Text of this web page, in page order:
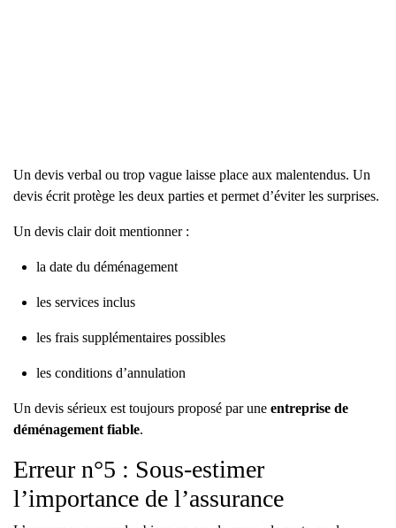
Un devis verbal ou trop vague laisse place aux malentendus. Un
devis écrit protège les deux parties et permet d’éviter les surprises.
Un devis clair doit mentionner :
la date du déménagement
les services inclus
les frais supplémentaires possibles
les conditions d’annulation
Un devis sérieux est toujours proposé par une entreprise de
déménagement fiable.
Erreur n°5 : Sous-estimer
l’importance de l’assurance